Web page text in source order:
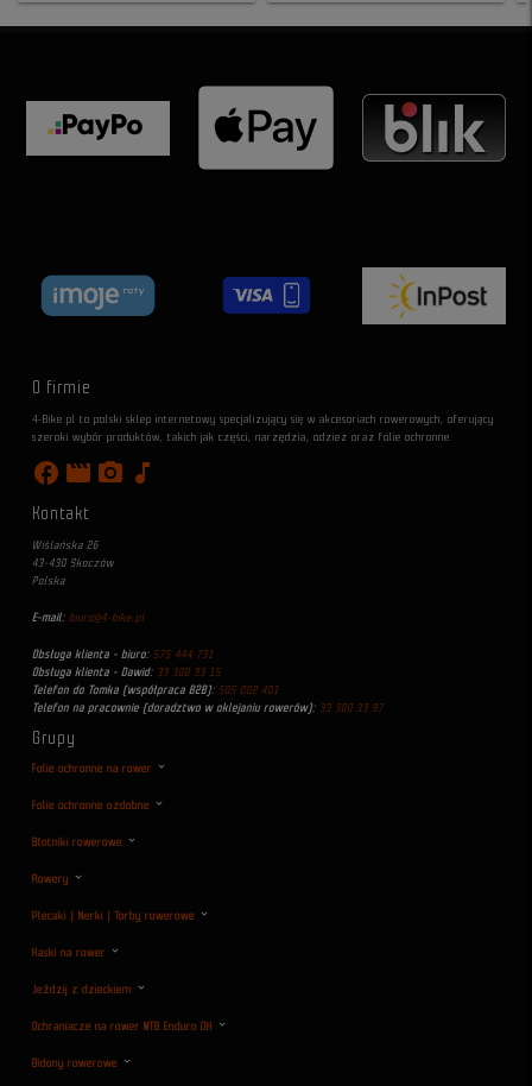
O firmie
4-Bike.pl to polski sklep internetowy specjalizujący się w akcesoriach rowerowych, oferujący
szeroki wybór produktów, takich jak części, narzędzia, odzież oraz folie ochronne.
facebook movie photo_camera music_note
Kontakt
Wiślańska 26
43-430 Skoczów
Polska
E-mail: biuro@4-bike.pl
Obsługa klienta - biuro: 575 444 731
Obsługa klienta - Dawid: 33 300 33 15
Telefon do Tomka (współpraca B2B): 505 002 401
Telefon na pracownie (doradztwo w oklejaniu rowerów): 33 300 33 97
Grupy
Folie ochronne na rower
Folie ochronne ozdobne
Błotniki rowerowe
Rowery
Plecaki | Nerki | Torby rowerowe
Kaski na rower
Jeździj z dzieckiem
Ochraniacze na rower MTB Enduro DH
Bidony rowerowe